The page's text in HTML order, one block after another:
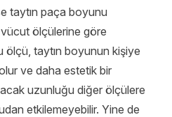
taytın paça boyunu
vücut ölçülerine göre
ölçü, taytın boyunun kişiye
ve daha estetik bir
uzunluğu diğer ölçülere
etkilemeyebilir. Yine de